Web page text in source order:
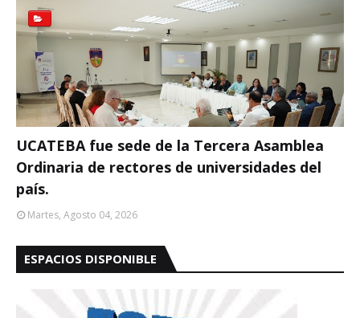
UCATEBA fue sede de la Tercera Asamblea
Ordinaria de rectores de universidades del
país.
Martes, Agosto 04, 2026
ESPACIOS DISPONIBLE